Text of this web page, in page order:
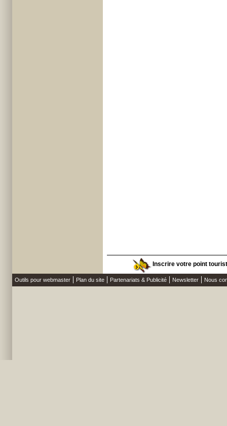
Inscrire votre point
Outils pour webmaster Plan du site Partenariats & Publicité Newsletter Nous